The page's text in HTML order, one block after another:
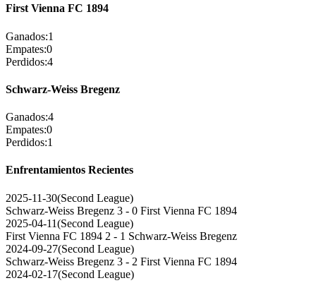
First Vienna FC 1894
Ganados:1
Empates:0
Perdidos:4
Schwarz-Weiss Bregenz
Ganados:4
Empates:0
Perdidos:1
Enfrentamientos Recientes
2025-11-30(Second League)
Schwarz-Weiss Bregenz 3 - 0 First Vienna FC 1894
2025-04-11(Second League)
First Vienna FC 1894 2 - 1 Schwarz-Weiss Bregenz
2024-09-27(Second League)
Schwarz-Weiss Bregenz 3 - 2 First Vienna FC 1894
2024-02-17(Second League)